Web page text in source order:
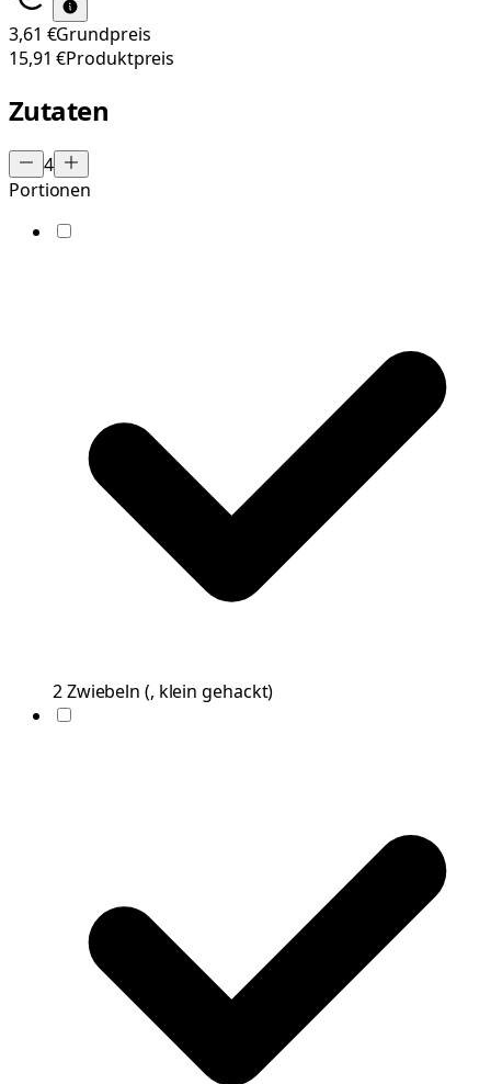
3,61 €Grundpreis
15,91 €Produktpreis
Zutaten
4
Portionen
2Zwiebeln (, klein gehackt)